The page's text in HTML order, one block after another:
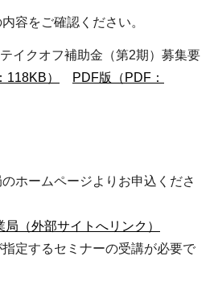
容をご確認ください。
イクオフ補助金（第2期）募集要
118KB）
PDF版（PDF：
ホームページよりお申込くださ
（外部サイトへリンク）
定するセミナーの受講が必要で